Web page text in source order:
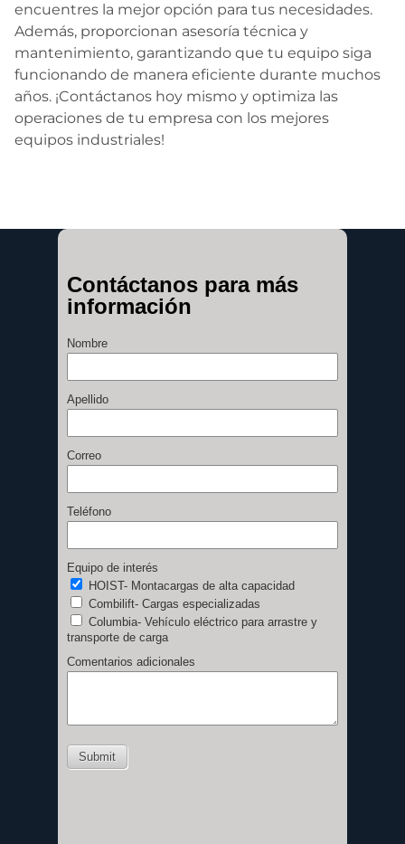
encuentres la mejor opción para tus necesidades.
Además, proporcionan asesoría técnica y
mantenimiento, garantizando que tu equipo siga
funcionando de manera eficiente durante muchos
años. ¡Contáctanos hoy mismo y optimiza las
operaciones de tu empresa con los mejores
equipos industriales!